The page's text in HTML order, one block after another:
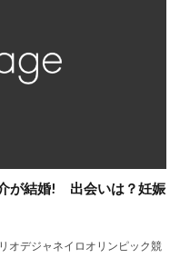
が結婚! 出会いは？妊娠
オデジャネイロオリンピック競